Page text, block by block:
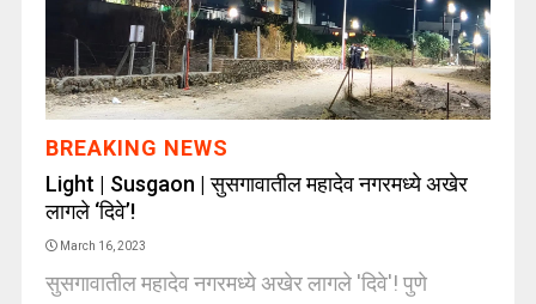
BREAKING NEWS
Light | Susgaon | सुसगावातील महादेव नगरमध्ये अखेर
लागले ‘दिवे’!
March 16, 2023
सुसगावातील महादेव नगरमध्ये अखेर लागले 'दिवे'! पुणे